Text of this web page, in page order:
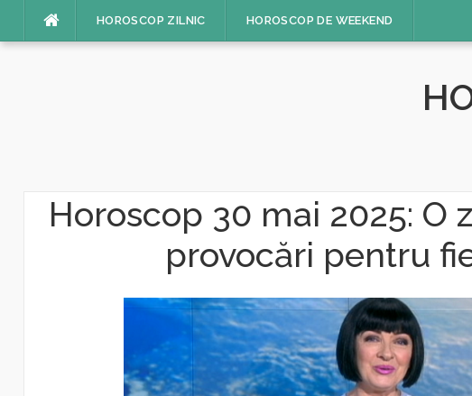
HOROSCOP ZILNIC HOROSCOP DE WEEKEND
Horoscop 30 mai 2025: O
provocări pentru